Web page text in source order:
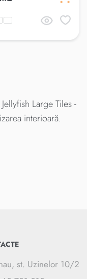
Large Tiles -
interioară.
st. Uzinelor 10/2